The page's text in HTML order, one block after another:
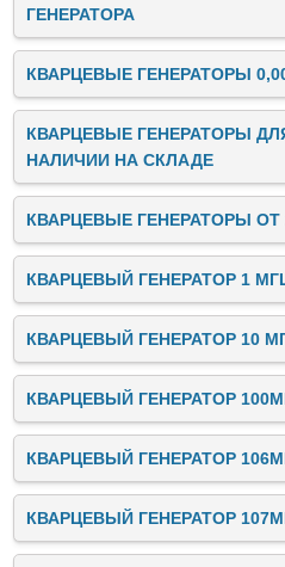
ГЕНЕРАТОРА
КВАРЦЕВЫЕ ГЕНЕРАТОРЫ
КВАРЦЕВЫЕ ГЕНЕРАТОРЫ
НАЛИЧИИ НА СКЛАДЕ
КВАРЦЕВЫЕ ГЕНЕРАТОРЫ ОТ
КВАРЦЕВЫЙ ГЕНЕРАТОР 1
КВАРЦЕВЫЙ ГЕНЕРАТОР 10
КВАРЦЕВЫЙ ГЕНЕРАТОР
КВАРЦЕВЫЙ ГЕНЕРАТОР
КВАРЦЕВЫЙ ГЕНЕРАТОР